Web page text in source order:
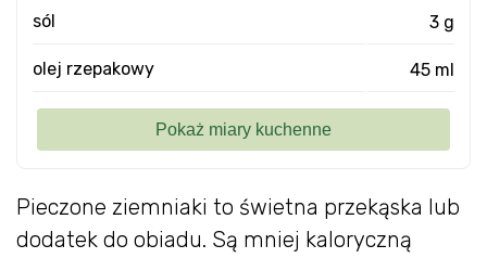
Pieczone ziemniaki to świetna przekąska lub
dodatek do obiadu. Są mniej kaloryczną
sól
3 g
olej rzepakowy 45 ml